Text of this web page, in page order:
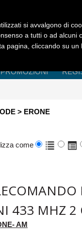
PROMOZIONI
> ERONE
come
433 MHZ 2
AM
si avvalgono di
a tutti o ad alcuni
pagina, cliccando su